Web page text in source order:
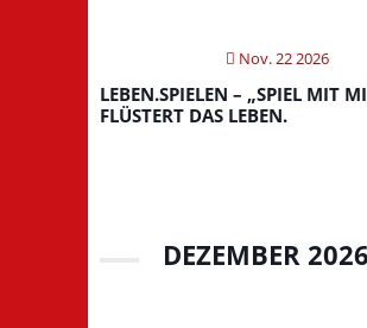
Nov. 22 2026
LEBEN.SPIELEN – „SPIEL MIT
FLÜSTERT DAS LEBEN.
DEZEMBER 2026